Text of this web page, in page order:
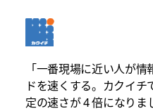
「一番現場に近い人が
ドを速くする。カクイ
定の速さが 4 倍になりま